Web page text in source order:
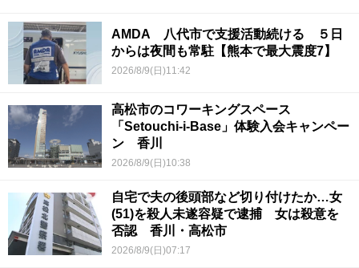
AMDA 八代市で支援活動続ける ５日
からは夜間も常駐【熊本で最大震度7】
2026/8/9(日)11:42
高松市のコワーキングスペース
「Setouchi-i-Base」体験入会キャンペー
ン 香川
2026/8/9(日)10:38
自宅で夫の後頭部など切り付けたか…女
(51)を殺人未遂容疑で逮捕 女は殺意を
否認 香川・高松市
2026/8/9(日)07:17